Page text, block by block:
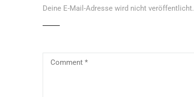
Deine E-Mail-Adresse wird nicht veröffentlicht.